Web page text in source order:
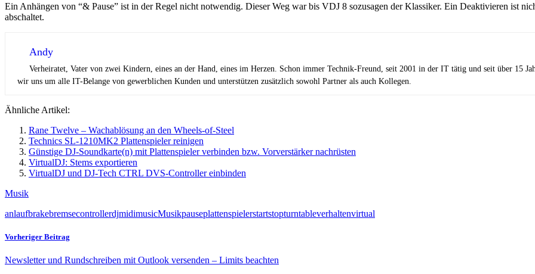
Ein Anhängen von “& Pause” ist in der Regel nicht notwendig. Dieser Weg war bis VDJ 8 sozusagen der Klassiker. Ein Deaktivieren ist
abschaltet.
Andy
Verheiratet, Vater von zwei Kindern, eines an der Hand, eines im Herzen. Schon immer Technik-Freund, seit 2001 in der IT tätig und seit über 15
wir uns um alle IT-Belange von gewerblichen Kunden und unterstützen zusätzlich sowohl Partner als auch Kollegen.
Ähnliche Artikel:
Rane Twelve – Wachablösung an den Wheels-of-Steel
Technics SL-1210MK2 Plattenspieler reinigen
Günstige DJ-Soundkarte(n) mit Plattenspieler verbinden bzw. Vorverstärker nachrüsten
VirtualDJ: Stems exportieren
VirtualDJ und DJ-Tech CTRL DVS-Controller einbinden
Musik
anlaufbrakebremsecontrollerdjmidimusicMusikpauseplattenspielerstartstopturntableverhaltenvirtual
Vorheriger Beitrag
Newsletter und Rundschreiben mit Outlook versenden – Limits beachten